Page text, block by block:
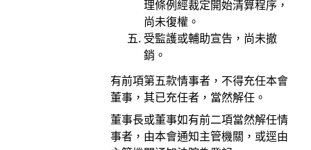
理條例經裁定開始清算程序，
尚未復權。
受監護或輔助宣告，尚未撤
銷。
有前項第五款情事者，不得充任本會
董事，其已充任者，當然解任。
董事長或董事如有前二項當然解任情
事者，由本會通知主管機關，或逕由